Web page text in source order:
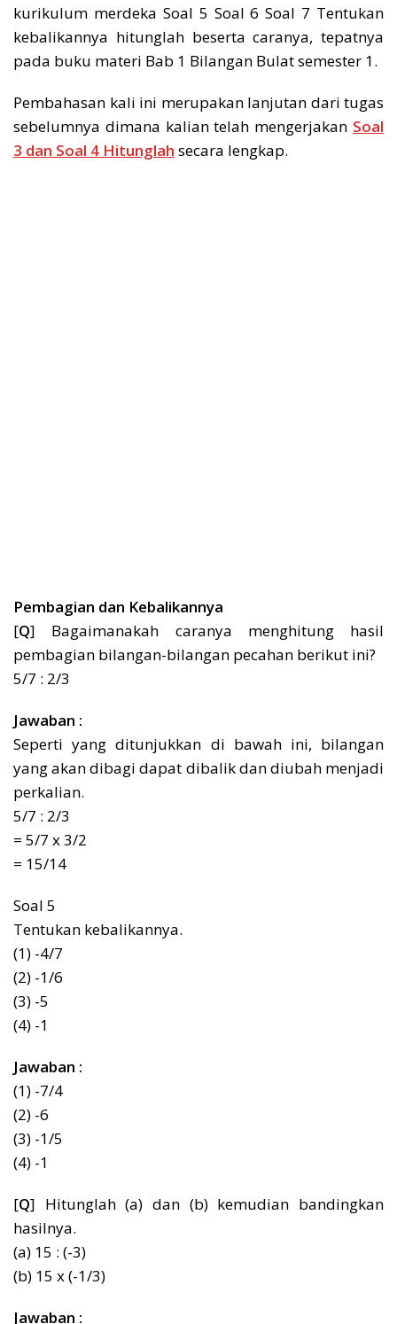
kurikulum merdeka Soal 5 Soal 6 Soal 7 Tentukan
kebalikannya hitunglah beserta caranya, tepatnya
pada buku materi Bab 1 Bilangan Bulat semester 1.
Pembahasan kali ini merupakan lanjutan dari tugas
sebelumnya dimana kalian telah mengerjakan Soal
3 dan Soal 4 Hitunglah secara lengkap.
Pembagian dan Kebalikannya
[Q] Bagaimanakah caranya menghitung hasil
pembagian bilangan-bilangan pecahan berikut ini?
5/7 : 2/3
Jawaban :
Seperti yang ditunjukkan di bawah ini, bilangan
yang akan dibagi dapat dibalik dan diubah menjadi
perkalian.
5/7 : 2/3
= 5/7 x 3/2
= 15/14
Soal 5
Tentukan kebalikannya.
(1) -4/7
(2) -1/6
(3) -5
(4) -1
Jawaban :
(1) -7/4
(2) -6
(3) -1/5
(4) -1
[Q] Hitunglah (a) dan (b) kemudian bandingkan
hasilnya.
(a) 15 : (-3)
(b) 15 x (-1/3)
Jawaban :